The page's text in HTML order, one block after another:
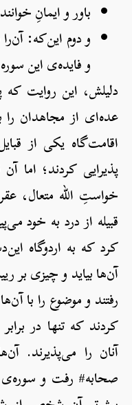
باور و ایمانِ
و دوم این‌که: آن‌را
و فایده‌ی این
دلیلش، این روایت که
عده‌ای از مجاهدان را
اقامت‌گاه یکی از
پذیرایی کردند؛ اما
خواستِ الله متعال،
قبیله از درد به خود
کرد که به اردوگاه
آن‌ها بیاید و چیزی بر
رفتند و موضوع را با
کردند که تنها در
آنان را می‌پذیرند.
صحابه# رفت و